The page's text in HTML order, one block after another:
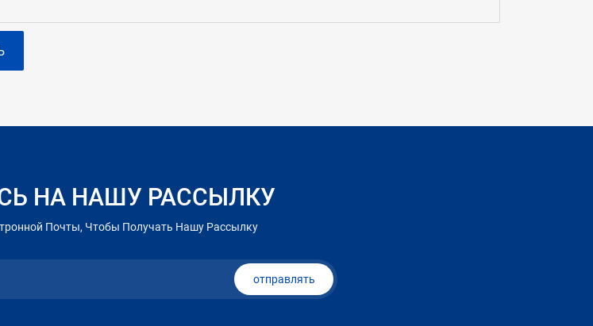
НА НАШУ РАССЫЛКУ
Почты, Чтобы Получать Нашу Рассылку
отправлять